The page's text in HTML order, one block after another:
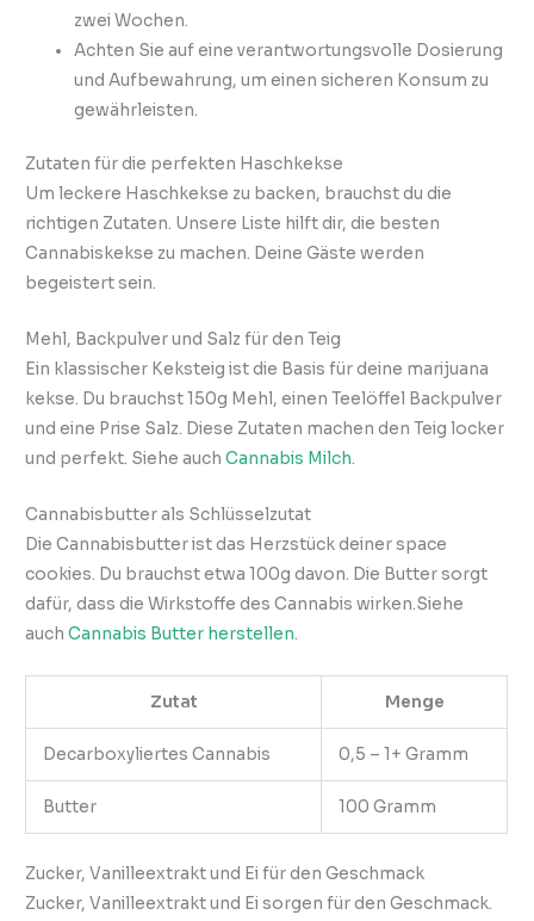
zwei Wochen.
Achten Sie auf eine verantwortungsvolle Dosierung
und Aufbewahrung, um einen sicheren Konsum zu
gewährleisten.
Zutaten für die perfekten Haschkekse
Um leckere Haschkekse zu backen, brauchst du die
richtigen Zutaten. Unsere Liste hilft dir, die besten
Cannabiskekse zu machen. Deine Gäste werden
begeistert sein.
Mehl, Backpulver und Salz für den Teig
Ein klassischer Keksteig ist die Basis für deine marijuana
kekse. Du brauchst 150g Mehl, einen Teelöffel Backpulver
und eine Prise Salz. Diese Zutaten machen den Teig locker
und perfekt. Siehe auchCannabis Milch.
Cannabisbutter als Schlüsselzutat
Die Cannabisbutter ist das Herzstück deiner space
cookies. Du brauchst etwa 100g davon. Die Butter sorgt
dafür, dass die Wirkstoffe des Cannabis wirken.Siehe
auchCannabis Butter herstellen.
Zutat Menge
Decarboxyliertes Cannabis 0,5 – 1+ Gramm
Butter 100 Gramm
Zucker, Vanilleextrakt und Ei für den Geschmack
Zucker, Vanilleextrakt und Ei sorgen für den Geschmack.